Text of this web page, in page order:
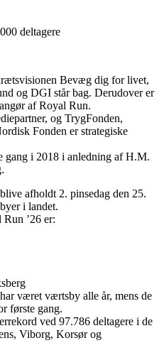
deltagere
Bevæg dig for livet,
og DGI står bag. Derudover er
af Royal Run.
og TrygFonden,
Fonden er strategiske
gang i 2018 i anledning af H.M.
afholdt 2. pinsedag den 25.
i landet.
’26 er:
været værtsby alle år, mens de
første gang.
ved 97.786 deltagere i de
Viborg, Korsør og